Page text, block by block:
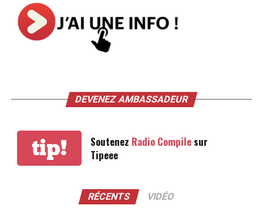
DEVENEZ AMBASSADEUR
tip! Soutenez Radio Compilesur
Tipeee
RÉCENTS VIDÉO